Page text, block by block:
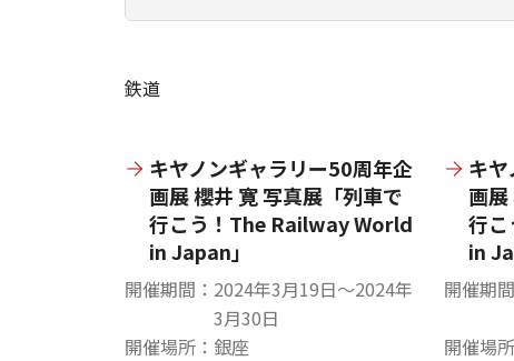
鉄道
キヤノンギャラリー50周年企
画展 櫻井 寛 写真展「列車で
行こう！The Railway World
in Japan」
開催期間
2024年3月19日〜2024年
3月30日
開催場所
銀座
キ
画
行
in
開催期間
開催場所